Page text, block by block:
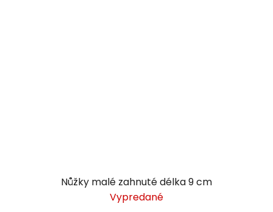
Nůžky malé zahnuté délka 9 cm
Vypredané